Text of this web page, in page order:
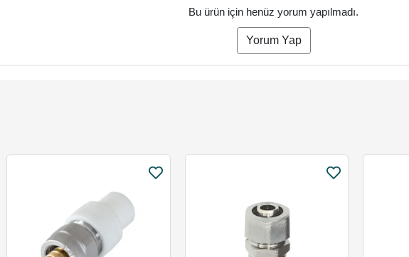
Bu ürün için henüz yorum yapılmadı.
Yorum Yap